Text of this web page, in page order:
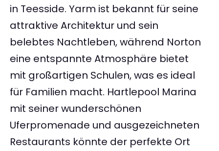
in Teesside. Yarm ist bekannt für seine
attraktive Architektur und sein
belebtes Nachtleben, während Norton
eine entspannte Atmosphäre bietet
mit großartigen Schulen, was es ideal
für Familien macht. Hartlepool Marina
mit seiner wunderschönen
Uferpromenade und ausgezeichneten
Restaurants könnte der perfekte Ort